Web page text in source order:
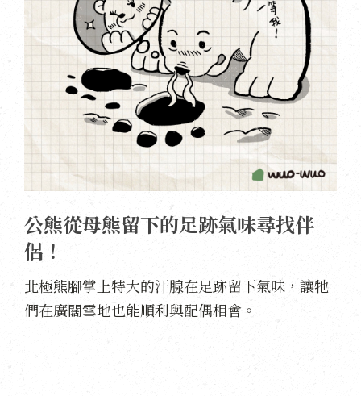
公熊從母熊留下的足跡氣味尋找伴
侶！
北極熊腳掌上特大的汗腺在足跡留下氣味，讓牠
們在廣闊雪地也能順利與配偶相會。